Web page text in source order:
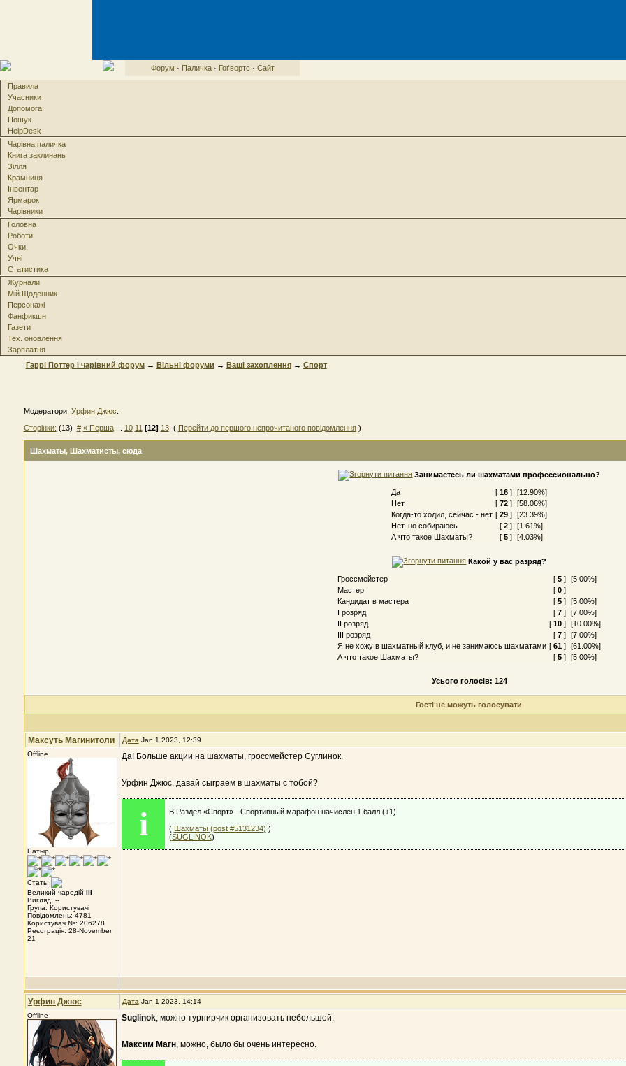
Форум · Паличка· Гоґвортс · Сайт
Правила
Учасники
Допомога
Пошук
HelpDesk
Чарівна паличка
Книга заклинань
Зілля
Крамниця
Інвентар
Ярмарок
Чарівники
Головна
Роботи
Очки
Учні
Статистика
Журнали
Мій Щоденник
Персонажі
Фанфикшн
Газети
Тех. оновлення
Зарплатня
Гаррі Поттер і чарівний форум→ Вільні форуми → Ваші захоплення→ Спорт
Модератори: Урфин Джюс
Сторінки: (13) # « Перша... 10 11 [12] 13( Перейти до першого непрочитаного повідомлення)
Шахматы, Шахматисты, сюда
Занимаетесь ли шахматами профессионально?
Да [16 ] [12.90%]
Нет
[72 ] [58.06%]
Когда-то ходил, сейчас - нет [29 ] [23.39%]
Нет, но собираюсь
[2 ] [1.61%]
А что такое Шахматы?
[5 ] [4.03%]
Какой у вас разряд?
Гроссмейстер [5 ] [5.00%]
Мастер
[0 ]
Кандидат в мастера
[5 ] [5.00%]
I розряд
[7 ] [7.00%]
II розряд
[10 ] [10.00%]
III розряд
[7 ] [7.00%]
Я не хожу в шахматный клуб, и не занимаюсь шахматами [61 ] [61.00%]
А что такое Шахматы?
[5 ] [5.00%]
Усього голосів: 124
Гості не можуть голосувати
Максуть Магинитоли Дата Jan 1 2023, 12:39
Offline
Батыр
Стать:
Великий чародій III
Вигляд: --
Група: Користувачі
Повідомлень: 4781
Користувач №: 206278
Реєстрація: 28-November
21
Да! Больше акции на шахматы, гроссмейстер Суглинок.
Урфин Джюс, давай сыграем в шахматы с тобой?
i
В Раздел «Спорт» - Спортивный марафон начислен 1 балл (+1)
( Шахматы (post #5131234) )
(SUGLINOK)
Урфин Джюс Дата Jan 1 2023, 14:14
Offline
Suglinok, можно турнирчик организовать небольшой.
Максим Магн, можно, было бы очень интересно.